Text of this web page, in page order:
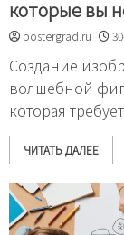
которые вы
postergrad.ru
Создание
волшебной
которая требует
ЧИТАТЬ ДАЛЕЕ